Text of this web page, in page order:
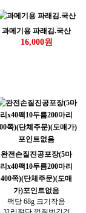
과메기용 파래김.국산
16,000원
완전손질진공포장(5마
리x40팩10두름200마리
400쪽)(단체주문)(도매
가)포인트없음
팩당 68g 크기작음